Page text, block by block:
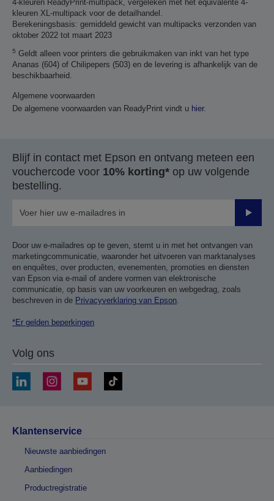
4-kleuren ReadyPrint-multipack, vergeleken met het equivalente 4-
kleuren XL-multipack voor de detailhandel.
Berekeningsbasis: gemiddeld gewicht van multipacks verzonden van
oktober 2022 tot maart 2023
5 Geldt alleen voor printers die gebruikmaken van inkt van het type
Ananas (604) of Chilipepers (503) en de levering is afhankelijk van de
beschikbaarheid.
Algemene voorwaarden
De algemene voorwaarden van ReadyPrint vindt u hier.
Blijf in contact met Epson en ontvang meteen een
vouchercode voor 10% korting* op uw volgende
bestelling.
Door uw e-mailadres op te geven, stemt u in met het ontvangen van
marketingcommunicatie, waaronder het uitvoeren van marktanalyses
en enquêtes, over producten, evenementen, promoties en diensten
van Epson via e-mail of andere vormen van elektronische
communicatie, op basis van uw voorkeuren en webgedrag, zoals
beschreven in de Privacyverklaring van Epson.
*Er gelden beperkingen
Volg ons
Klantenservice
Nieuwste aanbiedingen
Aanbiedingen
Productregistratie